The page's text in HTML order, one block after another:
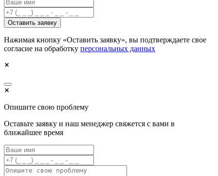
Оставить заявку
Нажимая кнопку «Оставить заявку», вы подтверждаете свое
согласие на обработку персональных данных
Опишите свою проблему
Оставьте заявку и наш менеджер свяжется с вами в
ближайшее время